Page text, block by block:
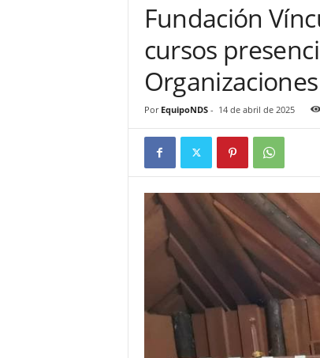
Fundación
cursos
Por EquipoNDS- 14 de abril de 2025